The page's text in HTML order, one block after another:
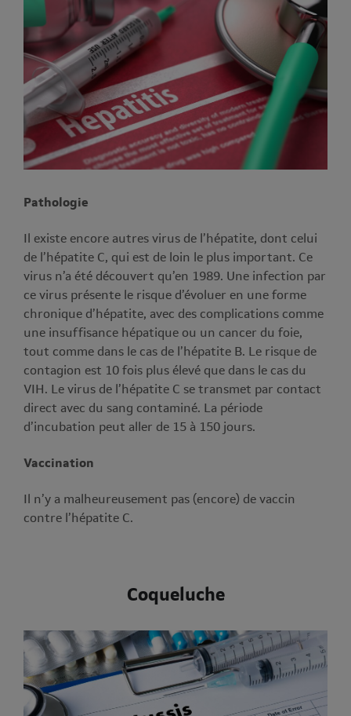
Pathologie
Il existe encore autres virus de l’hépatite, dont celui
de l’hépatite C, qui est de loin le plus important. Ce
virus n’a été découvert qu’en 1989. Une infection par
ce virus présente le risque d’évoluer en une forme
chronique d’hépatite, avec des complications comme
une insuffisance hépatique ou un cancer du foie,
tout comme dans le cas de l’hépatite B. Le risque de
contagion est 10 fois plus élevé que dans le cas du
VIH. Le virus de l’hépatite C se transmet par contact
direct avec du sang contaminé. La période
d’incubation peut aller de 15 à 150 jours.
Vaccination
Il n’y a malheureusement pas (encore) de vaccin
contre l’hépatite C.
Coqueluche